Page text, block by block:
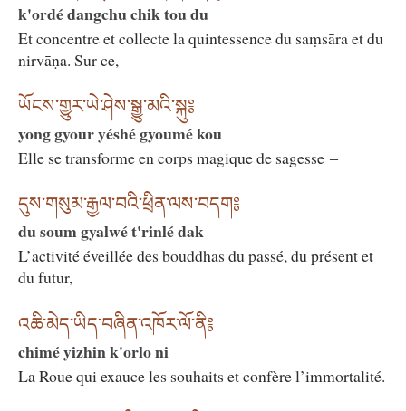
k'ordé dangchu chik tou du
Et concentre et collecte la quintessence du saṃsāra et du
nirvāṇa. Sur ce,
ཡོངས་གྱུར་ཡེ་ཤེས་སྒྱུ་མའི་སྐུ༔
yong gyour yéshé gyoumé kou
Elle se transforme en corps magique de sagesse ‒
དུས་གསུམ་རྒྱལ་བའི་ཕྲིན་ལས་བདག༔
du soum gyalwé t'rinlé dak
L’activité éveillée des bouddhas du passé, du présent et
du futur,
འཆི་མེད་ཡིད་བཞིན་འཁོར་ལོ་ནི༔
chimé yizhin k'orlo ni
La Roue qui exauce les souhaits et confère l’immortalité.